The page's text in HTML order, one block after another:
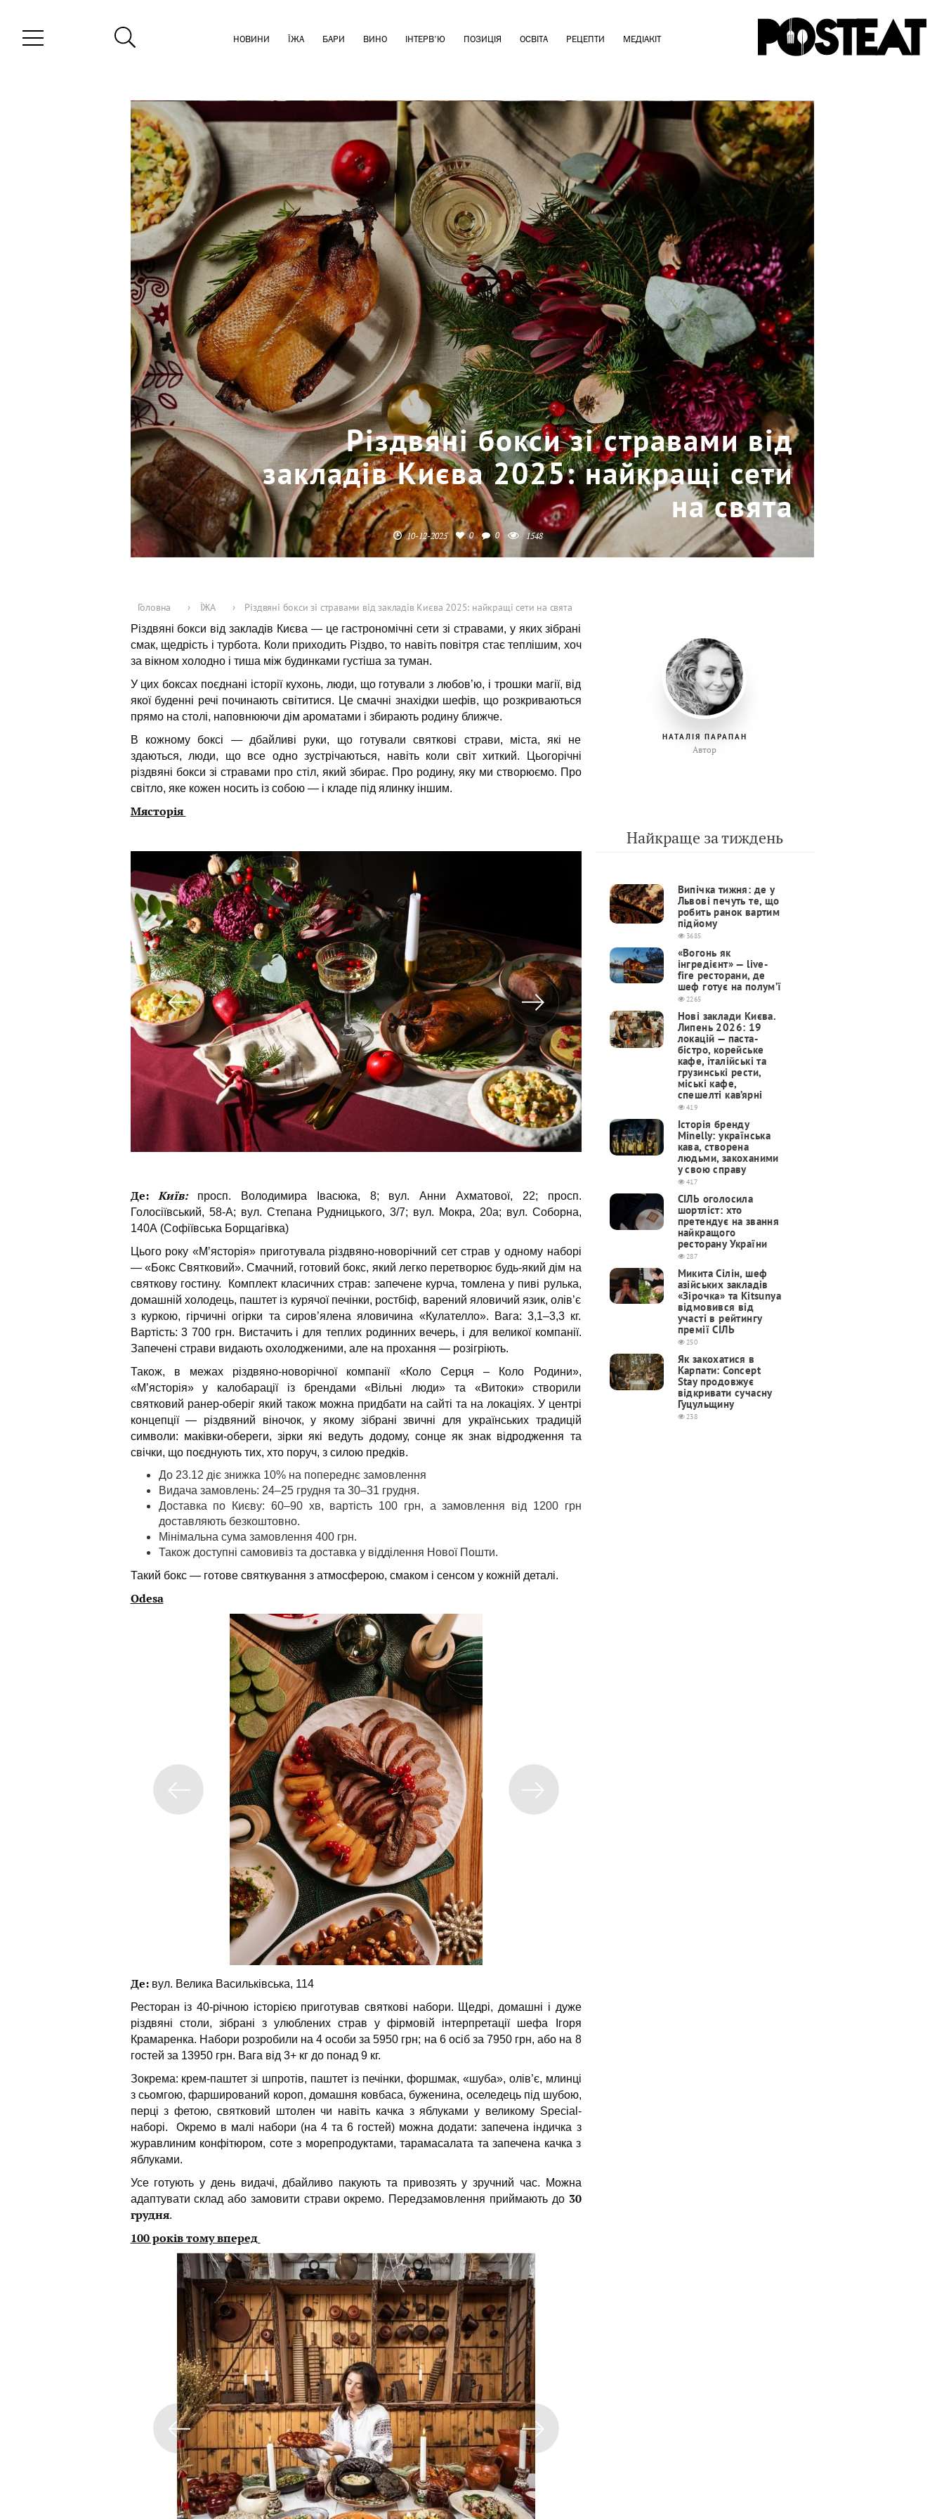
НОВИНИ ЇЖА БАРИ ВИНО ІНТЕРВ'Ю ПОЗИЦІЯ ОСВІТА РЕЦЕПТИ МЕДІАКІТ
Різдвяні бокси зі стравами від
закладів Києва 2025: найкращі сети
на свята
10-12-2025 0 0 1548
Головна › ЇЖА › Різдвяні бокси зі стравами від закладів Києва 2025: найкращі сети на свята
Різдвяні бокси від закладів Києва — це гастрономічні сети зі стравами, у яких зібрані
смак, щедрість і турбота. Коли приходить Різдво, то навіть повітря стає теплішим, хоч
за вікном холодно і тиша між будинками густіша за туман.
У цих боксах поєднані історії кухонь, люди, що готували з любов’ю, і трошки магії, від
якої буденні речі починають світитися. Це смачні знахідки шефів, що розкриваються
прямо на столі, наповнюючи дім ароматами і збирають родину ближче.
В кожному боксі — дбайливі руки, що готували святкові страви, міста, які не
здаються, люди, що все одно зустрічаються, навіть коли світ хиткий. Цьогорічні
різдвяні бокси зі стравами про стіл, який збирає. Про родину, яку ми створюємо. Про
світло, яке кожен носить із собою — і кладе під ялинку іншим.
Мясторія
Де:Київ:просп. Володимира Івасюка, 8; вул. Анни Ахматової, 22; просп.
Голосіївський, 58-А; вул. Степана Рудницького, 3/7; вул. Мокра, 20а; вул. Соборна,
140А (Софіївська Борщагівка)
Цього року «Мʼясторія» приготувала різдвяно-новорічний сет страв у одному наборі
— «Бокс Святковий». Смачний, готовий бокс, який легко перетворює будь-який дім на
святкову гостину. Комплект класичних страв: запечене курча, томлена у пиві рулька,
домашній холодець, паштет із курячої печінки, ростбіф, варений яловичий язик, олів’є
з куркою, гірчичні огірки та сиров’ялена яловичина «Кулателло». Вага: 3,1–3,3 кг.
Вартість: 3 700 грн. Вистачить і для теплих родинних вечерь, і для великої компанії.
Запечені страви видають охолодженими, але на прохання — розігріють.
Також, в межах різдвяно-новорічної компанії «Коло Серця – Коло Родини»,
«Мʼясторія» у калобарації із брендами «Вільні люди» та «Витоки» створили
святковий ранер-оберіг який також можна придбати на сайті та на локаціях. У центрі
концепції — різдвяний віночок, у якому зібрані звичні для українських традицій
символи: маківки-обереги, зірки які ведуть додому, сонце як знак відродження та
свічки, що поєднують тих, хто поруч, з силою предків.
До 23.12 діє знижка 10% на попереднє замовлення
Видача замовлень: 24–25 грудня та 30–31 грудня.
Доставка по Києву: 60–90 хв, вартість 100 грн, а замовлення від 1200 грн
доставляють безкоштовно.
Мінімальна сума замовлення 400 грн.
Також доступні самовивіз та доставка у відділення Нової Пошти.
Такий бокс — готове святкування з атмосферою, смаком і сенсом у кожній деталі.
Odesa
Де:вул. Велика Васильківська, 114
Ресторан із 40-річною історією приготував святкові набори. Щедрі, домашні і дуже
різдвяні столи, зібрані з улюблених страв у фірмовій інтерпретації шефа Ігоря
Крамаренка. Набори розробили на 4 особи за 5950 грн; на 6 осіб за 7950 грн, або на 8
гостей за 13950 грн. Вага від 3+ кг до понад 9 кг.
Зокрема: крем-паштет зі шпротів, паштет із печінки, форшмак, «шуба», олів’є, млинці
з сьомгою, фарширований короп, домашня ковбаса, буженина, оселедець під шубою,
перці з фетою, святковий штолен чи навіть качка з яблуками у великому Special-
наборі. Окремо в малі набори (на 4 та 6 гостей) можна додати: запечена індичка з
журавлиним конфітюром, соте з морепродуктами, тарамасалата та запечена качка з
яблуками.
Усе готують у день видачі, дбайливо пакують та привозять у зручний час. Можна
адаптувати склад або замовити страви окремо. Передзамовлення приймають до 30
грудня.
100 років тому вперед
НАТАЛІЯ ПАРАПАН
Автор
Найкраще за тиждень
Випічка тижня: де у
Львові печуть те, що
робить ранок вартим
підйому
3685
«Вогонь як
інгредієнт» — live-
fire ресторани, де
шеф готує на полум’ї
2265
Нові заклади Києва.
Липень 2026: 19
локацій — паста-
бістро, корейське
кафе, італійські та
грузинські рести,
міські кафе,
спешелті кав’ярні
419
Історія бренду
Minelly: українська
кава, створена
людьми, закоханими
у свою справу
417
СІЛЬ оголосила
шортліст: хто
претендує на звання
найкращого
ресторану України
287
Микита Сілін, шеф
азійських закладів
«Зірочка» та Kitsunya
відмовився від
участі в рейтингу
премії СІЛЬ
250
Як закохатися в
Карпати: Concept
Stay продовжує
відкривати сучасну
Гуцульщину
238